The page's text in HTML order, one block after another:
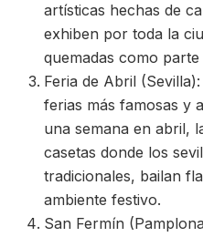
artísticas hechas de
exhiben por toda la
quemadas como
Feria de Abril
ferias más famosas y
una semana en abril,
casetas donde los
tradicionales, bailan
ambiente festivo.
San Fermín